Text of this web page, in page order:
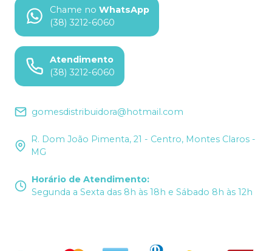
Chame no WhatsApp
(38) 3212-6060
Atendimento
(38) 3212-6060
gomesdistribuidora@hotmail.com
R. Dom João Pimenta, 21 - Centro, Montes Claros -
MG
Horário de Atendimento:
Segunda a Sexta das 8h às 18h e Sábado 8h às 12h